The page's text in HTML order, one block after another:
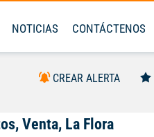
NOTICIAS CONTÁCTENOS
CREAR ALERTA
Venta, La Flora